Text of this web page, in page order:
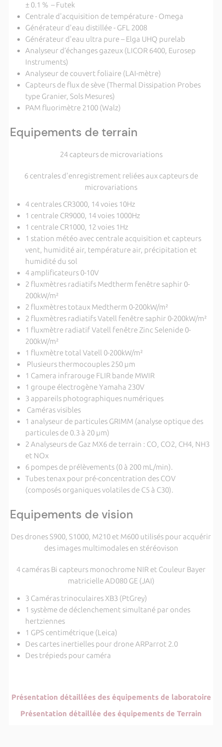
± 0.1 % – Futek
Centrale d'acquisition de température - Omega
Générateur d'eau distillée - GFL 2008
Générateur d'eau ultra pure – Elga UHQ purelab
Analyseur d’échanges gazeux (LICOR 6400, Eurosep
Instruments)
Analyseur de couvert foliaire (LAI-mètre)
Capteurs de flux de sève (Thermal Dissipation Probes
type Granier, Sols Mesures)
PAM fluorimètre 2100 (Walz)
Equipements de terrain
24 capteurs de microvariations
6 centrales d'enregistrement reliées aux capteurs de
microvariations
4 centrales CR3000, 14 voies 10Hz
1 centrale CR9000, 14 voies 1000Hz
1 centrale CR1000, 12 voies 1Hz
1 station météo avec centrale acquisition et capteurs
vent, humidité air, température air, précipitation et
humidité du sol
4 amplificateurs 0-10V
2 fluxmètres radiatifs Medtherm fenêtre saphir 0-
200kW/m²
2 fluxmètres totaux Medtherm 0-200kW/m²
2 fluxmètres radiatifs Vatell fenêtre saphir 0-200kW/m²
1 fluxmètre radiatif Vatell fenêtre Zinc Selenide 0-
200kW/m²
1 fluxmètre total Vatell 0-200kW/m²
Plusieurs thermocouples 250 µm
1 Camera infrarouge FLIR bande MWIR
1 groupe électrogène Yamaha 230V
3 appareils photographiques numériques
Caméras visibles
1 analyseur de particules GRIMM (analyse optique des
particules de 0.3 à 20 µm)
2 Analyseurs de Gaz MX6 de terrain : CO, CO2, CH4, NH3
et NOx
6 pompes de prélèvements (0 à 200 mL/min).
Tubes tenax pour pré-concentration des COV
(composés organiques volatiles de C5 à C30).
Equipements de vision
Des drones S900, S1000, M210 et M600 utilisés pour acquérir
des images multimodales en stéréovison
4 caméras Bi capteurs monochrome NIR et Couleur Bayer
matricielle AD080 GE (JAI)
3 Caméras trinoculaires XB3 (PtGrey)
1 système de déclenchement simultané par ondes
hertziennes
1 GPS centimétrique (Leica)
Des cartes inertielles pour drone ARParrot 2.0
Des trépieds pour caméra
Présentation détaillées des équipements de laboratoire
Présentation détaillée des équipements de Terrain